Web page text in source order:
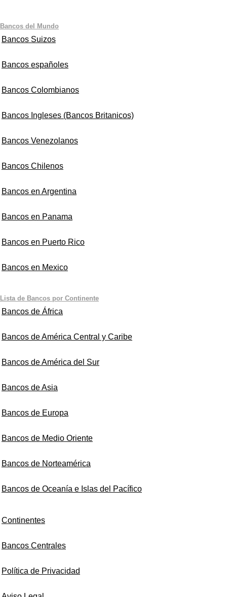
Bancos del Mundo
Bancos Suizos
Bancos españoles
Bancos Colombianos
Bancos Ingleses (Bancos Britanicos)
Bancos Venezolanos
Bancos Chilenos
Bancos en Argentina
Bancos en Panama
Bancos en Puerto Rico
Bancos en Mexico
Lista de Bancos por Continente
Bancos de África
Bancos de América Central y Caribe
Bancos de América del Sur
Bancos de Asia
Bancos de Europa
Bancos de Medio Oriente
Bancos de Norteamérica
Bancos de Oceanía e Islas del Pacífico
Continentes
Bancos Centrales
Política de Privacidad